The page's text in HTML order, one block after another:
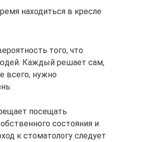
находиться в кресле
того, что
Каждый решает сам,
всего, нужно
посещать
состояния и
к стоматологу следует